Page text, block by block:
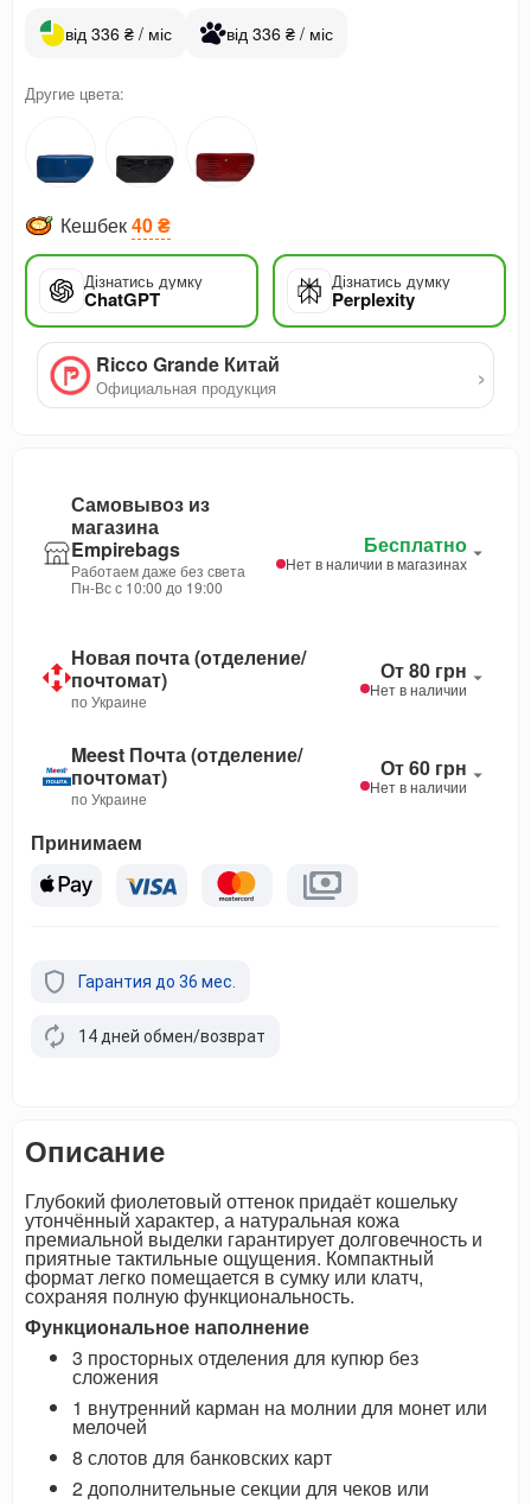
від 336 ₴ / міс від 336 ₴ / міс
Другие цвета:
Кешбек40 ₴
Дізнатись думку
ChatGPT
Дізнатись думку
Perplexity
Ricco Grande Китай
Официальная продукция ›
Самовывоз из
магазина
Empirebags
Работаем даже без света
Пн-Вс с 10:00 до 19:00
Бесплатно
Нет в наличии в магазинах
Новая почта (отделение/
почтомат)
по Украине
От 80 грн
Нет в наличии
Meest Почта (отделение/
почтомат)
по Украине
От 60 грн
Нет в наличии
Принимаем
Гарантия до 36 мес.
14 дней обмен/возврат
Описание
Глубокий фиолетовый оттенок придаёт кошельку
утончённый характер, а натуральная кожа
премиальной выделки гарантирует долговечность и
приятные тактильные ощущения. Компактный
формат легко помещается в сумку или клатч,
сохраняя полную функциональность.
Функциональное наполнение
3 просторных отделения для купюр без
сложения
1 внутренний карман на молнии для монет или
мелочей
8 слотов для банковских карт
2 дополнительные секции для чеков или